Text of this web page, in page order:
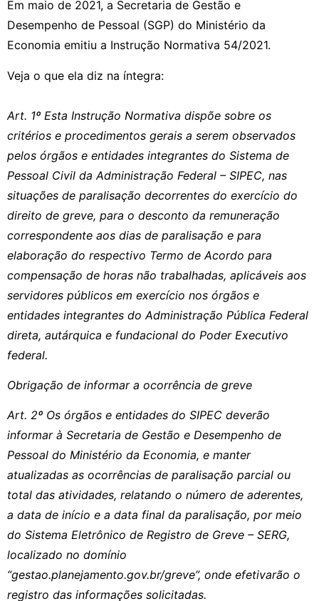
Em maio de 2021, a Secretaria de Gestão e
Desempenho de Pessoal (SGP) do Ministério da
Economia emitiu a Instrução Normativa 54/2021.
Veja o que ela diz na íntegra:
Art. 1º Esta Instrução Normativa dispõe sobre os
critérios e procedimentos gerais a serem observados
pelos órgãos e entidades integrantes do Sistema de
Pessoal Civil da Administração Federal – SIPEC, nas
situações de paralisação decorrentes do exercício do
direito de greve, para o desconto da remuneração
correspondente aos dias de paralisação e para
elaboração do respectivo Termo de Acordo para
compensação de horas não trabalhadas, aplicáveis aos
servidores públicos em exercício nos órgãos e
entidades integrantes do Administração Pública Federal
direta, autárquica e fundacional do Poder Executivo
federal.
Obrigação de informar a ocorrência de greve
Art. 2º Os órgãos e entidades do SIPEC deverão
informar à Secretaria de Gestão e Desempenho de
Pessoal do Ministério da Economia, e manter
atualizadas as ocorrências de paralisação parcial ou
total das atividades, relatando o número de aderentes,
a data de início e a data final da paralisação, por meio
do Sistema Eletrônico de Registro de Greve – SERG,
localizado no domínio
“gestao.planejamento.gov.br/greve”, onde efetivarão o
registro das informações solicitadas.